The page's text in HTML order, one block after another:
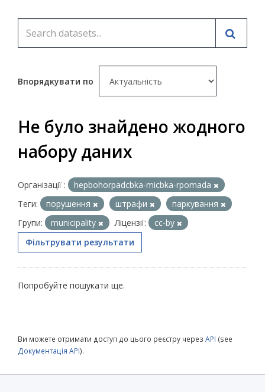
Впорядкувати по
Не було знайдено жодного
набору даних
Організації :
hepbohorpadcbka-micbka-rpomada
Теги:
порушення штрафи
паркування
Групи:
municipality Ліцензії:
cc-by
Фільтрувати результати
Попробуйте пошукати ще.
Ви можете отримати доступ до цього реєстру через API (see
Документація API).